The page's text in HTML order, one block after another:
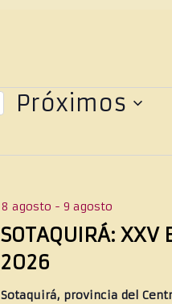
Próximos
c
i
o
a
SOTAQUIRÁ:
2026
8 agosto -9 agosto
Sotaquirá, provincia del